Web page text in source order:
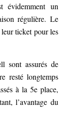
évidemment un
régulière. Le
leur ticket pour les
sont assurés de
resté longtemps
à la 5e place,
l’avantage du